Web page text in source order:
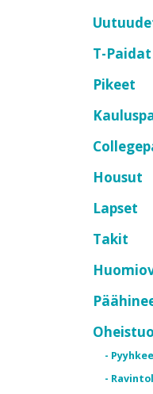
T-Paidat
Pikeet
Housut
Lapset
Takit
-
-